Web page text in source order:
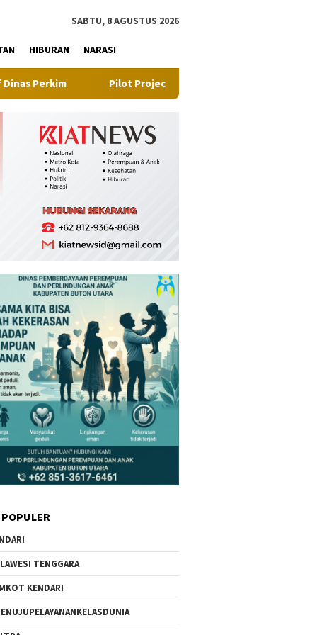
SABTU, 8 AGUSTUS 2026
HIBURAN NARASI
Pilot Project, Kementerian ATR/BPN Uji Coba Layanan
TENGGARA
KENDARI